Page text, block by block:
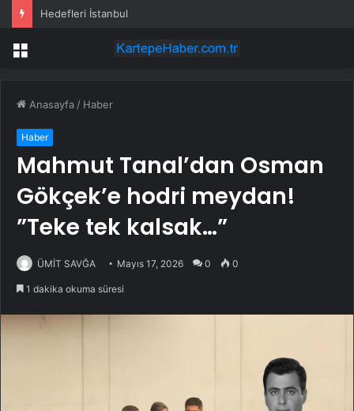
Hedefleri İstanbul
Menü
Anasayfa / Haber
Haber
Mahmut Tanal’dan Osman
Gökçek’e hodri meydan!
”Teke tek kalsak…”
ÜMİT SAVĞA Mayıs 17, 2026 0 0
1 dakika okuma süresi